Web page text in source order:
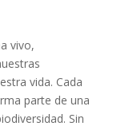
vivo,
vida. Cada
parte de una
Sin